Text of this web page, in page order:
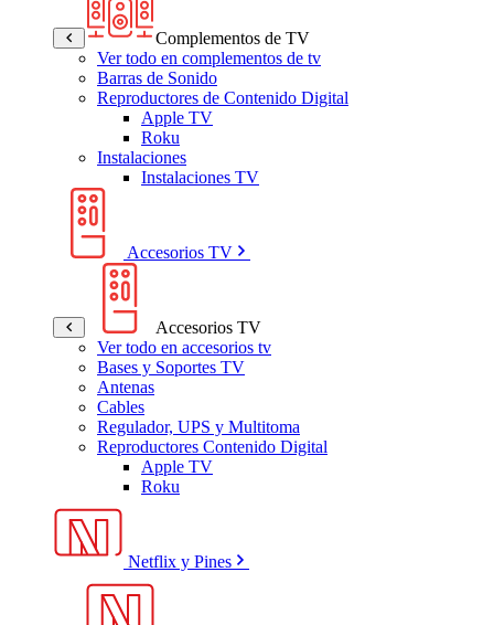
Complementos de TV
Ver todo en complementos de tv
Barras de Sonido
Reproductores de Contenido Digital
Apple TV
Roku
Instalaciones
Instalaciones TV
Accesorios TV
Accesorios TV
Ver todo en accesorios tv
Bases y Soportes TV
Antenas
Cables
Regulador, UPS y Multitoma
Reproductores Contenido Digital
Apple TV
Roku
Netflix y Pines